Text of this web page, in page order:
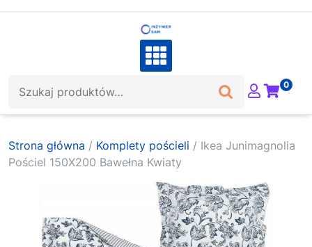
0
Strona główna / Komplety pościeli / Ikea Junimagnolia
Pościel 150X200 Bawełna Kwiaty